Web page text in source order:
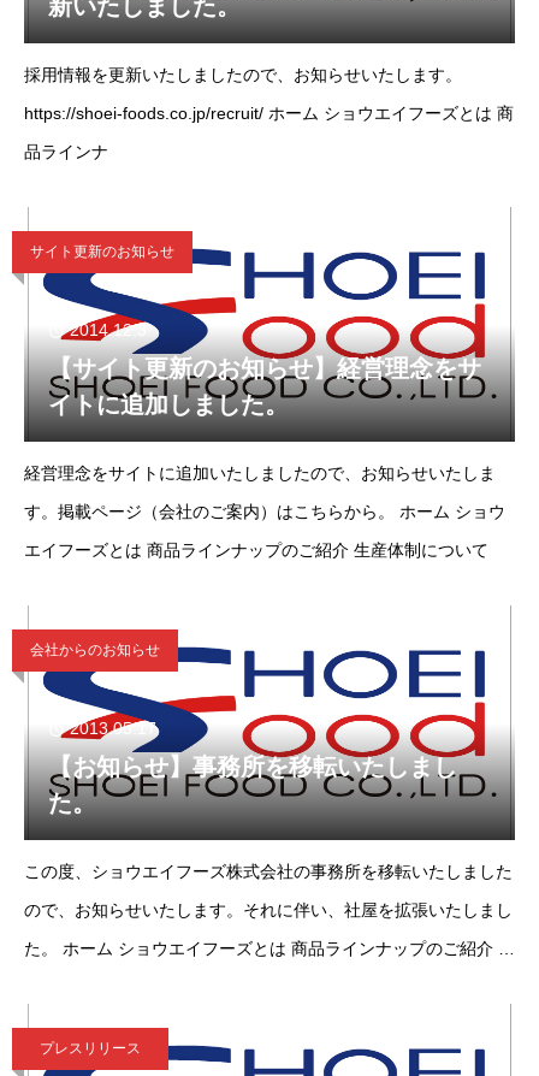
新いたしました。
採用情報を更新いたしましたので、お知らせいたします。
https://shoei-foods.co.jp/recruit/ ホーム ショウエイフーズとは 商
品ラインナ
サイト更新のお知らせ
2014.12.3
【サイト更新のお知らせ】経営理念をサ
イトに追加しました。
経営理念をサイトに追加いたしましたので、お知らせいたしま
す。掲載ページ（会社のご案内）はこちらから。 ホーム ショウ
エイフーズとは 商品ラインナップのご紹介 生産体制について
会社からのお知らせ
2013.05.17
【お知らせ】事務所を移転いたしまし
た。
この度、ショウエイフーズ株式会社の事務所を移転いたしました
ので、お知らせいたします。それに伴い、社屋を拡張いたしまし
た。 ホーム ショウエイフーズとは 商品ラインナップのご紹介 生
プレスリリース